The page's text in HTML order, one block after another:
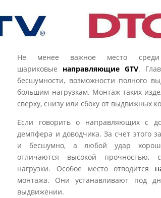
Не менее важное место среди
шариковые направляющие GTV.
бесшумности, возможности полного
большим нагрузкам. Монтаж таких
сверху, снизу или сбоку от выдвижных
Если говорить о направляющих с
демпфера и доводчика. За счет этого
и бесшумно, а любой удар
отличаются высокой прочностью,
нагрузки. Особое место отводится
монтажа. Они устанавливают под
выдвижении.